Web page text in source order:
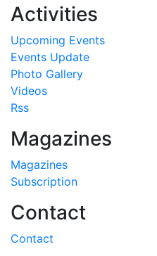
Activities
Upcoming Events
Events Update
Photo Gallery
Videos
Rss
Magazines
Magazines
Subscription
Contact
Contact